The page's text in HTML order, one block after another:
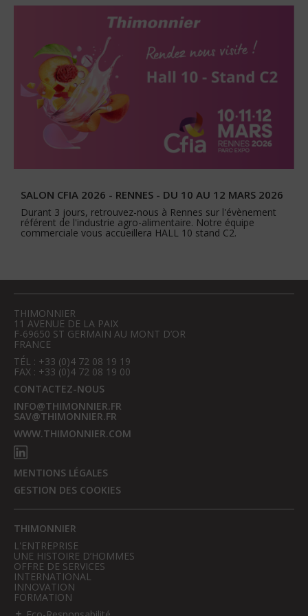
SALON CFIA 2026 - RENNES - DU 10 AU 12 MARS 2026
Durant 3 jours, retrouvez-nous à Rennes sur l'évènement
référent de l'industrie agro-alimentaire. Notre équipe
commerciale vous accueillera HALL 10 stand C2.
THIMONNIER
11 AVENUE DE LA PAIX
F-69650 ST GERMAIN AU MONT D’OR
FRANCE
TÉL : +33 (0)4 72 08 19 19
FAX : +33 (0)4 72 08 19 00
CONTACTEZ-NOUS
INFO@THIMONNIER.FR
SAV@THIMONNIER.FR
WWW.THIMONNIER.COM
MENTIONS LÉGALES
GESTION DES COOKIES
THIMONNIER
L'ENTREPRISE
UNE HISTOIRE D’HOMMES
OFFRE DE SERVICES
INTERNATIONAL
INNOVATION
FORMATION